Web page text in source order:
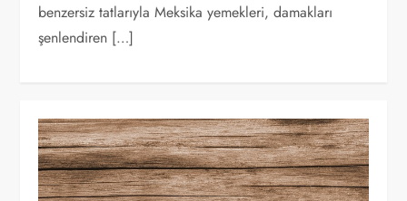
benzersiz tatlarıyla Meksika yemekleri, damakları
şenlendiren […]